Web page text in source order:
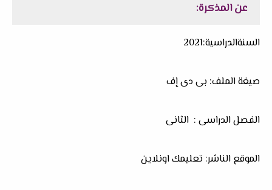
عن المذكرة:
السنةالدراسية:2021
صيغة الملف: بى دى إف
الفصل الدراسى : الثانى
الموقع الناشر: تعليمك اونلاين